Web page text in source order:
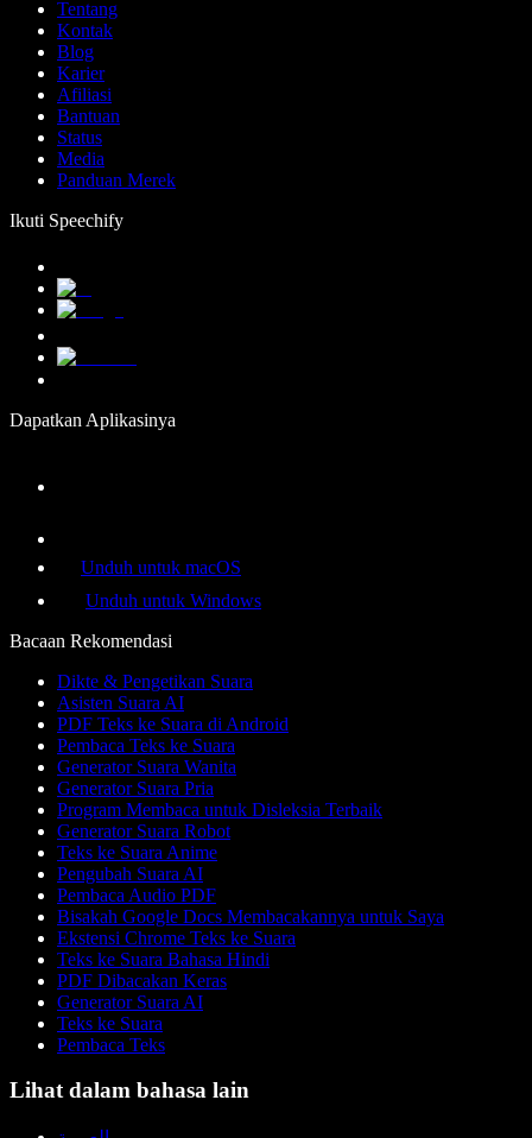
Tentang
Kontak
Blog
Karier
Afiliasi
Bantuan
Status
Media
Panduan Merek
Ikuti Speechify
Dapatkan Aplikasinya
Unduh untuk macOS
Unduh untuk Windows
Bacaan Rekomendasi
Dikte & Pengetikan Suara
Asisten Suara AI
PDF Teks ke Suara di Android
Pembaca Teks ke Suara
Generator Suara Wanita
Generator Suara Pria
Program Membaca untuk Disleksia Terbaik
Generator Suara Robot
Teks ke Suara Anime
Pengubah Suara AI
Pembaca Audio PDF
Bisakah Google Docs Membacakannya untuk Saya
Ekstensi Chrome Teks ke Suara
Teks ke Suara Bahasa Hindi
PDF Dibacakan Keras
Generator Suara AI
Teks ke Suara
Pembaca Teks
Lihat dalam bahasa lain